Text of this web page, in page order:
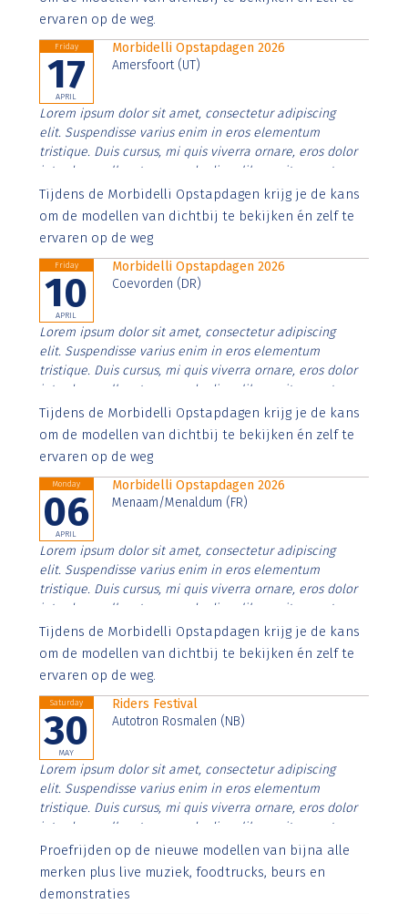
ervaren op de weg.
Friday
17
APRIL
Morbidelli Opstapdagen 2026
Amersfoort (UT)
Lorem ipsum dolor sit amet, consectetur adipiscing
elit. Suspendisse varius enim in eros elementum
tristique. Duis cursus, mi quis viverra ornare, eros dolor
interdum nulla, ut commodo diam libero vitae erat.
Aenean faucibus nibh et justo cursus id rutrum lorem
imperdiet. Nunc ut sem vitae risus tristique posuere.
Tijdens de Morbidelli Opstapdagen krijg je de kans
om de modellen van dichtbij te bekijken én zelf te
ervaren op de weg
Friday
10
APRIL
Morbidelli Opstapdagen 2026
Coevorden (DR)
Lorem ipsum dolor sit amet, consectetur adipiscing
elit. Suspendisse varius enim in eros elementum
tristique. Duis cursus, mi quis viverra ornare, eros dolor
interdum nulla, ut commodo diam libero vitae erat.
Aenean faucibus nibh et justo cursus id rutrum lorem
imperdiet. Nunc ut sem vitae risus tristique posuere.
Tijdens de Morbidelli Opstapdagen krijg je de kans
om de modellen van dichtbij te bekijken én zelf te
ervaren op de weg
Monday
06
APRIL
Morbidelli Opstapdagen 2026
Menaam/Menaldum (FR)
Lorem ipsum dolor sit amet, consectetur adipiscing
elit. Suspendisse varius enim in eros elementum
tristique. Duis cursus, mi quis viverra ornare, eros dolor
interdum nulla, ut commodo diam libero vitae erat.
Aenean faucibus nibh et justo cursus id rutrum lorem
imperdiet. Nunc ut sem vitae risus tristique posuere.
Tijdens de Morbidelli Opstapdagen krijg je de kans
om de modellen van dichtbij te bekijken én zelf te
ervaren op de weg.
Saturday
30
MAY
Riders Festival
Autotron Rosmalen (NB)
Lorem ipsum dolor sit amet, consectetur adipiscing
elit. Suspendisse varius enim in eros elementum
tristique. Duis cursus, mi quis viverra ornare, eros dolor
interdum nulla, ut commodo diam libero vitae erat.
Aenean faucibus nibh et justo cursus id rutrum lorem
imperdiet. Nunc ut sem vitae risus tristique posuere.
Proefrijden op de nieuwe modellen van bijna alle
merken plus live muziek, foodtrucks, beurs en
demonstraties